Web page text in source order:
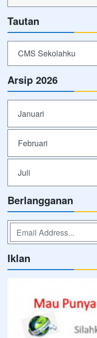
Tautan
CMS Sekolahku
Arsip 2026
Januari
Februari
Juli
Berlangganan
Iklan